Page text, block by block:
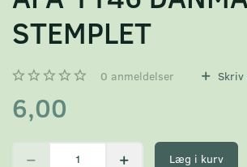
STEMPLET
0 anmeldelser Skriv
6,00
Læg i kurv